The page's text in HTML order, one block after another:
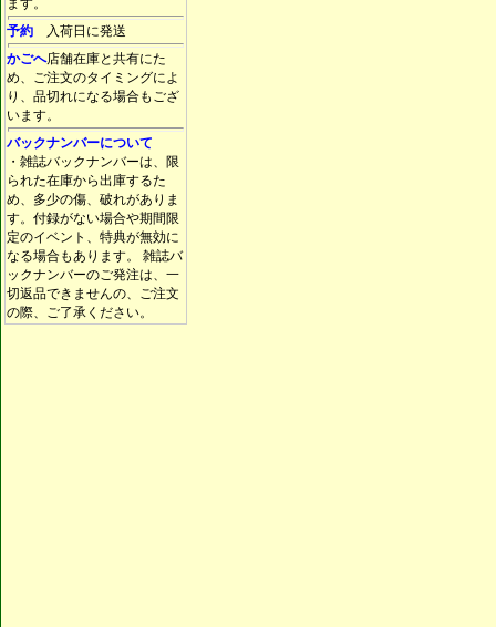
ます。
予約 入荷日に発送
かごへ店舗在庫と共有にた
め、ご注文のタイミングによ
り、品切れになる場合もござ
います。
バックナンバーについて
・雑誌バックナンバーは、限
られた在庫から出庫するた
め、多少の傷、破れがありま
す。付録がない場合や期間限
定のイベント、特典が無効に
なる場合もあります。 雑誌バ
ックナンバーのご発注は、一
切返品できませんの、ご注文
の際、ご了承ください。